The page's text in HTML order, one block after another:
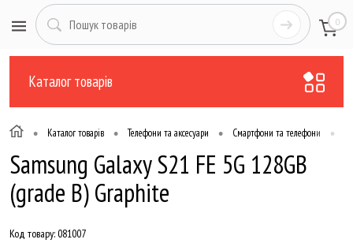
0
Каталог товарів
• Каталог товарів • Телефони та аксесуари • Смартфони та телефони •
Samsung Galaxy S21 FE 5G 128GB
(grade B) Graphite
Код товару:081007